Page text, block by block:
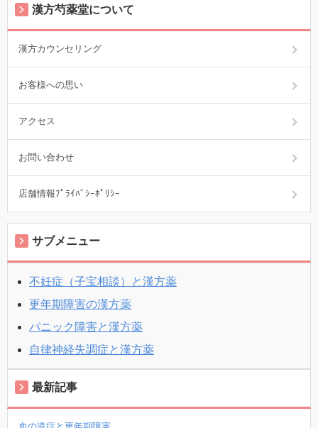
漢方芍薬堂について
漢方カウンセリング
お客様への思い
アクセス
お問い合わせ
店舗情報ﾌﾟﾗｲﾊﾞｼｰﾎﾟﾘｼｰ
サブメニュー
不妊症（子宝相談）と漢方薬
更年期障害の漢方薬
パニック障害と漢方薬
自律神経失調症と漢方薬
最新記事